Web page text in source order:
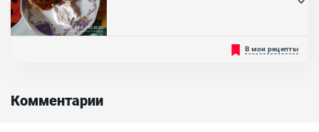
Ингредиенты:
Кижуч, Лимонный сок, Масло растительное
Очень вкусные котлеты, которые достаточно легко и просто
приготовить абсолютно каждому. Могут разнообразить
В мои рецепты
Комментарии